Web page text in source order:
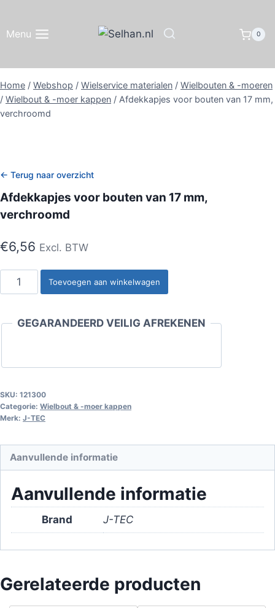
inhoud
Menu 0
Home / Webshop / Wielservice materialen / Wielbouten & -moeren
/ Wielbout & -moer kappen / Afdekkapjes voor bouten van 17 mm,
verchroomd
← Terug naar overzicht
Afdekkapjes voor bouten van 17 mm,
verchroomd
€6,56 Excl. BTW
Afdekkapjes
voor
van
aantal
Toevoegen aan winkelwagen
GEGARANDEERD VEILIG AFREKENEN
SKU: 121300
Categorie: Wielbout & -moer kappen
Merk: J-TEC
Aanvullende informatie
Aanvullende informatie
Brand J-TEC
Gerelateerde producten